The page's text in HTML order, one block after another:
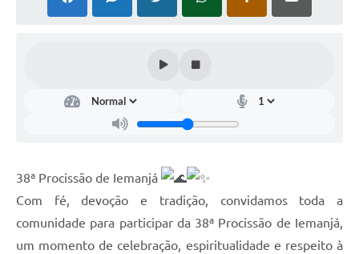
Contas Públicas
Legislação
Editais
38ª Procissão de Iemanjá
Com fé, devoção e tradição, convidamos toda a
comunidade para participar da 38ª Procissão de Iemanjá,
um momento de celebração, espiritualidade e respeito à